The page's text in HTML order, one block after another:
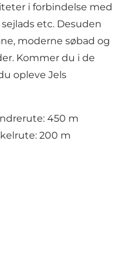
i forbindelse med
etc. Desuden
moderne søbad og
Kommer du i de
opleve Jels
450 m
200 m